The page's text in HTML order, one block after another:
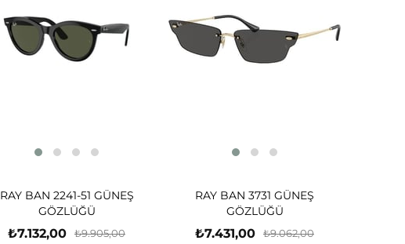
RAY BAN 2241-51 GÜNEŞ
GÖZLÜĞÜ
₺7.132,00 ₺9.905,00
RAY BAN 3731 GÜNEŞ
GÖZLÜĞÜ
₺7.431,00 ₺9.062,00